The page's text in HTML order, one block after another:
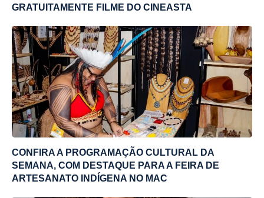
GRATUITAMENTE FILME DO CINEASTA
CONFIRA A PROGRAMAÇÃO CULTURAL DA
SEMANA, COM DESTAQUE PARA A FEIRA DE
ARTESANATO INDÍGENA NO MAC